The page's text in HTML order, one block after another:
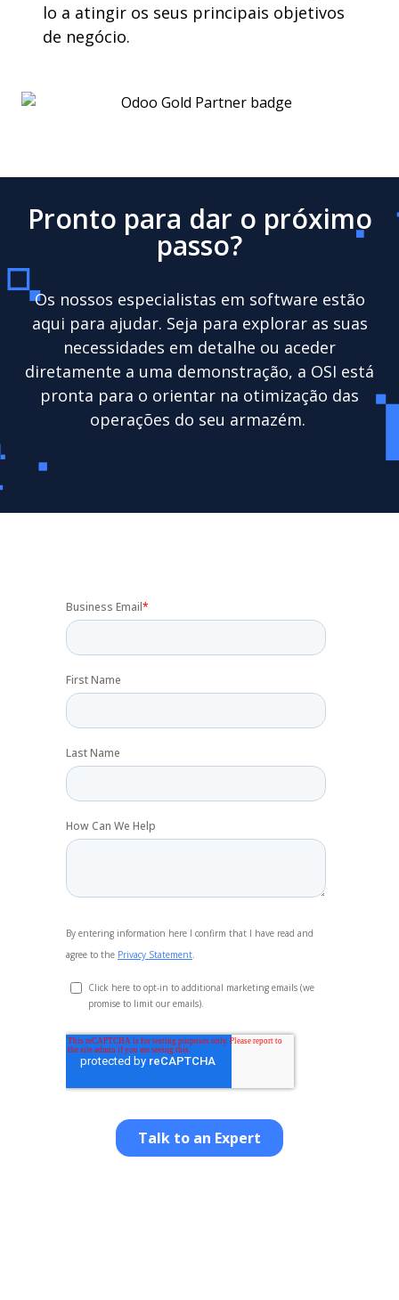
lo a atingir os seus principais objetivos
de negócio.
Pronto para dar o próximo
passo?
Os nossos especialistas em software estão
aqui para ajudar. Seja para explorar as suas
necessidades em detalhe ou aceder
diretamente a uma demonstração, a OSI está
pronta para o orientar na otimização das
operações do seu armazém.